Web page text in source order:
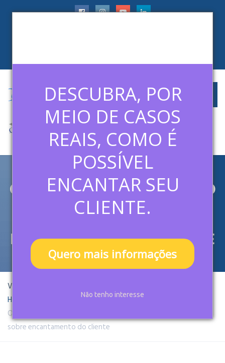
DESCUBRA, POR
MEIO DE CASOS
REAIS, COMO É
POSSÍVEL
ENCANTAR SEU
CLIENTE.
Quero mais informações
Não tenho interesse
O SORVETE CAIU NO CHÃO: O
QUE ESSE MOMENTO NA
DISNEY ENSINA SOBRE
ENCANTAMENTO DO CLIENTE
Você está aqui:
Home
O sorvete caiu no chão: o que esse momento na Disney ensina
sobre encantamento do cliente